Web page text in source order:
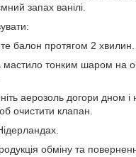
запах ванілі.
балон протягом 2 хвилин.
мастило тонким шаром на
аерозоль догори дном і
очистити клапан.
обміну та